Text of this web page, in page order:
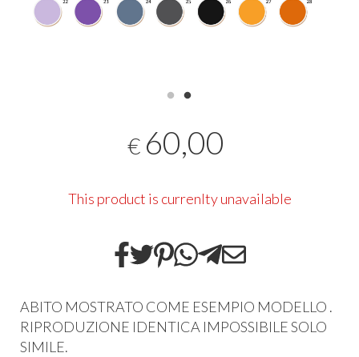
€ 60,00
This product is currenlty unavailable
ABITO MOSTRATO COME ESEMPIO MODELLO .
RIPRODUZIONE IDENTICA IMPOSSIBILE SOLO
SIMILE.